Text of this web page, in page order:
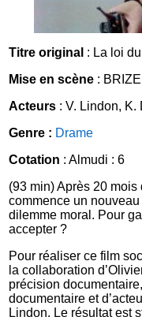
Titre original : La loi
Mise en scène :
Acteurs : V. Lindon, K.
Genre : Drame
Cotation : Almudi : 6
(93 min) Après 20
commence un
dilemme moral. Pour
accepter ?
Pour réaliser ce film
la collaboration
précision
documentaire et
Lindon. Le résultat est